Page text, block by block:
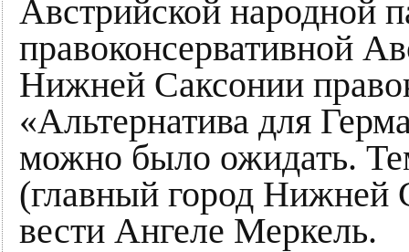
Австрийской народной
правоконсервативной
Нижней Саксонии
«Альтернатива для
можно было ожидать.
(главный город Нижней
вести Ангеле Меркель.